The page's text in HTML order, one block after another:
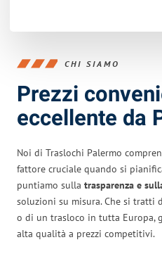
CHI SIAMO
Prezzi
eccellente da
Noi di Traslochi Palermo
fattore cruciale quando si
puntiamo sulla trasparenza e
soluzioni su misura. Che si tratti
o di un trasloco in tutta Europa,
alta qualità a prezzi competitivi.